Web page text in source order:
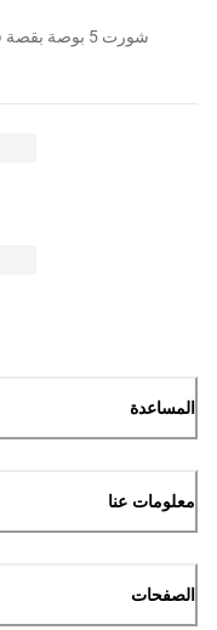
شورت 5 بوصة بقصة فضفاضة
المساعدة
معلومات عنا
الصفحات